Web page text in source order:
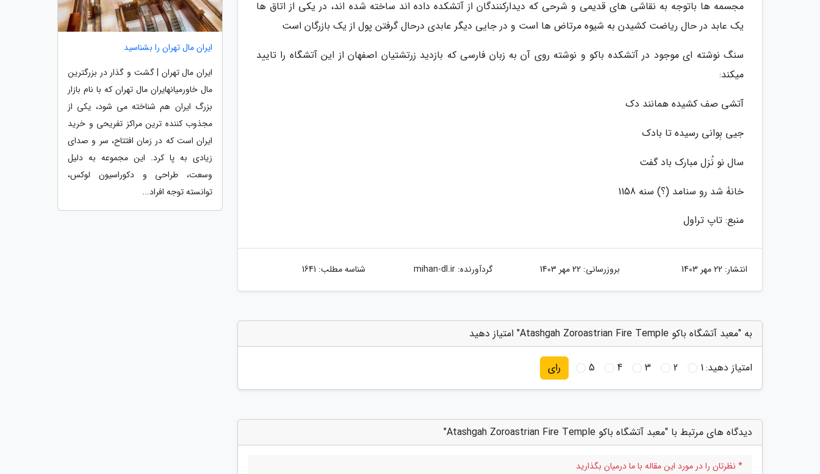
مجسمه ها باتوجه به نقاشی های قدیمی و شرحی که دیدارکنندگان از آتشکده داده اند ساخته شده اند، در یکی از اتاق ها
یک عابد در حال ریاضت کشیدن به شیوه مرتاض ها است و در جایی دیگر عابدی درحال گرفتن پول از یک بازرگان است
سنگ نوشته ای موجود در آتشکده باکو و نوشته روی آن به زبان فارسی که بازدید زرتشتیان اصفهان از این آتشگاه را تایید
میکند:
آتشی صف کشیده همانند دک
جیی بِوانی رسیده تا بادک
سال نو نُزل مبارک باد گفت
خانۀ شد رو سنامد (؟) سنه 1158
منبع: تاپ تراول
انتشار: 22 مهر 1403 بروزرسانی: 22 مهر 1403 گردآورنده:mihan-dl.ir شناسه مطلب: 1641
به "معبد آتشگاه باکو Atashgah Zoroastrian Fire Temple" امتیاز دهید
امتیاز دهید:1
2
3
4
5 رای
دیدگاه های مرتبط با "معبد آتشگاه باکو Atashgah Zoroastrian Fire Temple"
* نظرتان را در مورد این مقاله با ما درمیان بگذارید
ایران مال تهران را بشناسید
ایران مال تهران | گشت و گذار در بزرگترین
مال خاورمیانهایران مال تهران که با نام بازار
بزرگ ایران هم شناخته می شود، یکی از
مجذوب کننده ترین مراکز تفریحی و خرید
ایران است که در زمان افتتاح، سر و صدای
زیادی به پا کرد. این مجموعه به دلیل
وسعت، طراحی و دکوراسیون لوکس،
توانسته توجه افراد...